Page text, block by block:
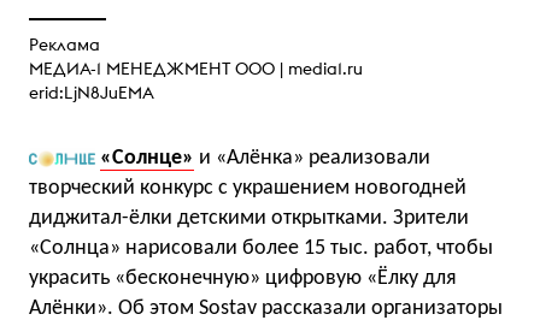
Реклама
МЕДИА-1 МЕНЕДЖМЕНТ ООО | media1.ru
erid:LjN8JuEMA
«Солнце» и «Алёнка» реализовали
творческий конкурс с украшением новогодней
диджитал-ёлки детскими открытками. Зрители
«Солнца» нарисовали более 15 тыс. работ, чтобы
украсить «бесконечную» цифровую «Ёлку для
Алёнки». Об этом Sostav рассказали организаторы